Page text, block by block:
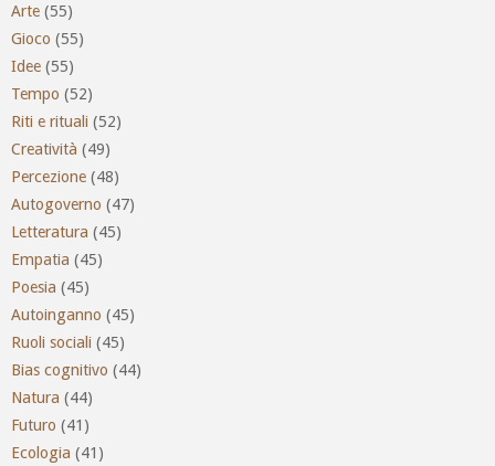
Arte (55)
Gioco (55)
Idee (55)
Tempo (52)
Riti e rituali (52)
Creatività (49)
Percezione (48)
Autogoverno (47)
Letteratura (45)
Empatia (45)
Poesia (45)
Autoinganno (45)
Ruoli sociali (45)
Bias cognitivo (44)
Natura (44)
Futuro (41)
Ecologia (41)